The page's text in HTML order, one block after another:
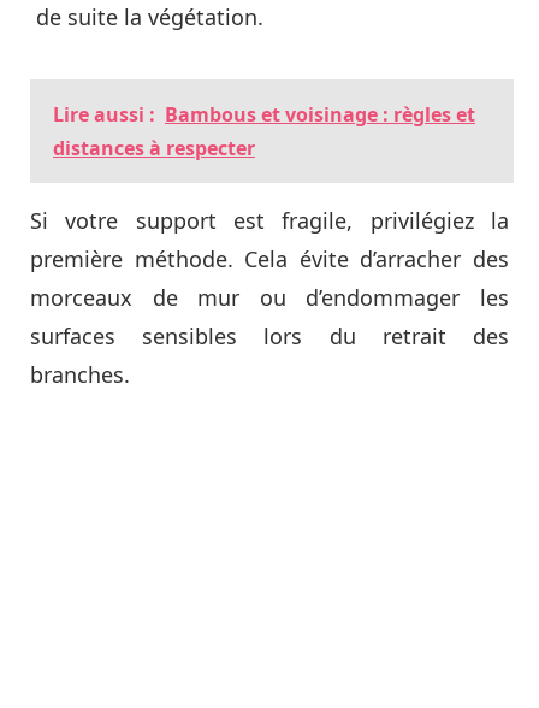
de suite la végétation.
Lire aussi : Bambous et voisinage : règles et
distances à respecter
Si votre support est fragile, privilégiez la
première méthode. Cela évite d’arracher des
morceaux de mur ou d’endommager les
surfaces sensibles lors du retrait des
branches.